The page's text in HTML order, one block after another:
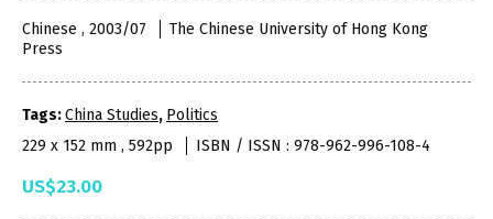
Chinese , 2003/07
The Chinese University of Hong Kong
Press
Tags:China Studies, Politics
229 x 152 mm , 592pp
ISBN / ISSN : 978-962-996-108-4
US$23.00